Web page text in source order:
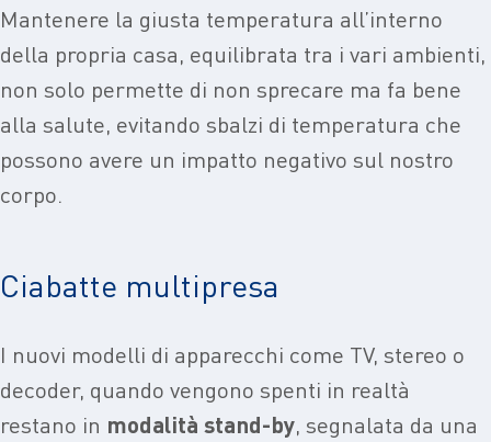
Mantenere la giusta temperatura all’interno
della propria casa, equilibrata tra i vari ambienti,
non solo permette di non sprecare ma fa bene
alla salute, evitando sbalzi di temperatura che
possono avere un impatto negativo sul nostro
corpo.
Ciabatte multipresa
I nuovi modelli di apparecchi come TV, stereo o
decoder, quando vengono spenti in realtà
restano in modalità stand-by, segnalata da una